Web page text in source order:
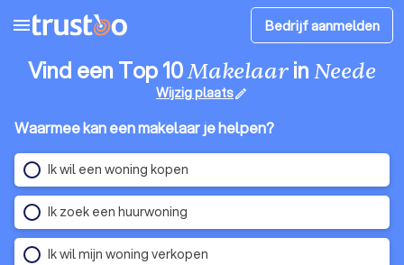
menu Bedrijf aanmelden
Vind een Top 10MakelaarinNeede
Wijzig plaatsedit
Waarmee kan een makelaar je helpen?
Ik wil een woning kopen
Ik zoek een huurwoning
Ik wil mijn woning verkopen